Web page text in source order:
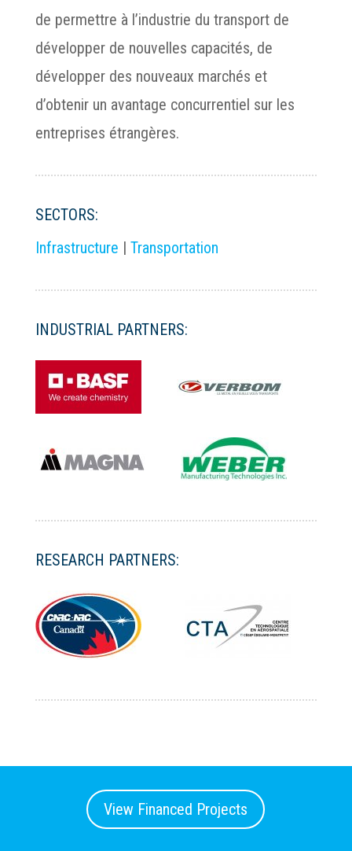
de permettre à l’industrie du transport de
développer de nouvelles capacités, de
développer des nouveaux marchés et
d’obtenir un avantage concurrentiel sur les
entreprises étrangères.
SECTORS:
Infrastructure | Transportation
INDUSTRIAL PARTNERS:
RESEARCH PARTNERS:
View Financed Projects